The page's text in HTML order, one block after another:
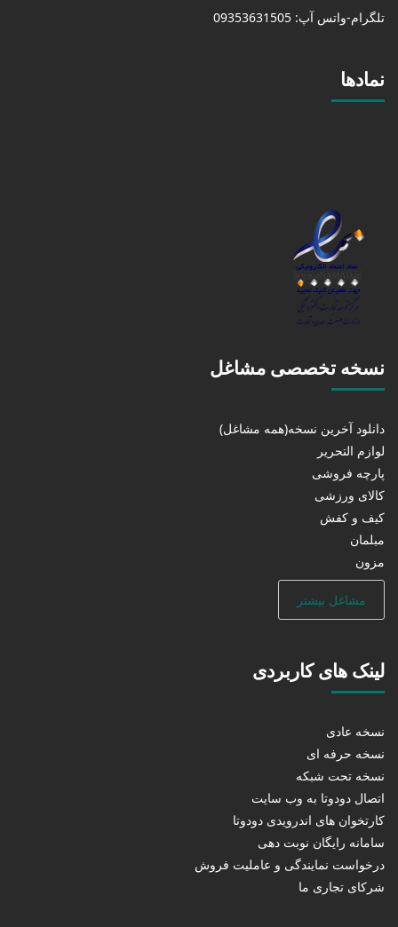
تلگرام-واتس آپ: 09353631505
نمادها
نسخه تخصصی مشاغل
دانلود آخرین نسخه(همه مشاغل)
لوازم التحریر
پارچه فروشی
کالای ورزشی
کیف و کفش
مبلمان
مزون
مشاغل بیشتر
لینک های کاربردی
نسخه عادی
نسخه حرفه ای
نسخه تحت شبکه
اتصال دودوتا به وب سایت
کارتخوان های اندرویدی دودوتا
سامانه رایگان نوبت دهی
درخواست نمایندگی و عاملیت فروش
شرکای تجاری ما